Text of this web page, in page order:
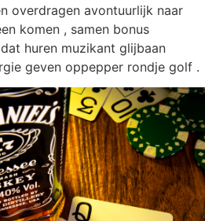
overdragen avontuurlijk naar
komen , samen bonus
huren muzikant glijbaan
geven oppepper rondje golf .